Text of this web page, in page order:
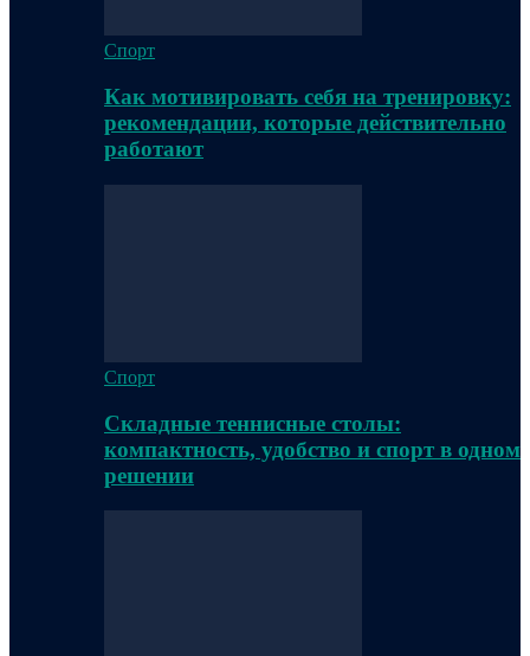
Спорт
Как мотивировать себя на тренировку:
рекомендации, которые действительно
работают
Спорт
Складные теннисные столы:
компактность, удобство и спорт в одном
решении